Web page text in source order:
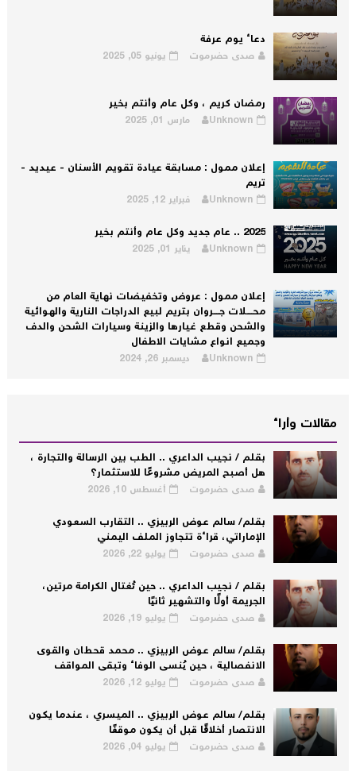
دعاء يوم عرفة
صدى حضرموت يونيو 05, 2025
رمضان كريم ، وكل عام وأنتم بخير
Unknown مارس 01, 2025
إعلان ممول : مسابقة عيادة تقويم الأسنان - عيديد -
تريم
Unknown فبراير 12, 2025
2025 .. عام جديد وكل عام وأنتم بخير
Unknown يناير 01, 2025
إعلان ممول : عروض وتخفيضات نهاية العام من
محــــلات جــــروان بتريم لبيع الدراجات النارية والهوائية
والشحن وقطع غيارها والزينة وسيارات الشحن والدف
وجميع انواع مشايات الاطفال
Unknown ديسمبر 26, 2024
مقالات وأراء
بقلم / نجيب الداعري .. الطب بين الرسالة والتجارة ،
هل أصبح المريض مشروعًا للاستثمار؟
صدى حضرموت أغسطس 10, 2026
بقلم/ سالم عوض الربيزي .. التقارب السعودي
الإماراتي، قراءة تتجاوز الملف اليمني
صدى حضرموت يوليو 22, 2026
بقلم / نجيب الداعري .. حين تُغتال الكرامة مرتين،
الجريمة أولًا والتشهير ثانيًا
صدى حضرموت يوليو 19, 2026
بقلم/ سالم عوض الربيزي .. محمد قحطان والقوى
الانفصالية ، حين يُنسى الوفاء وتبقى المواقف
صدى حضرموت يوليو 12, 2026
بقلم/ سالم عوض الربيزي .. الميسري ، عندما يكون
الانتصار أخلاقًا قبل أن يكون موقفًا
صدى حضرموت يوليو 04, 2026